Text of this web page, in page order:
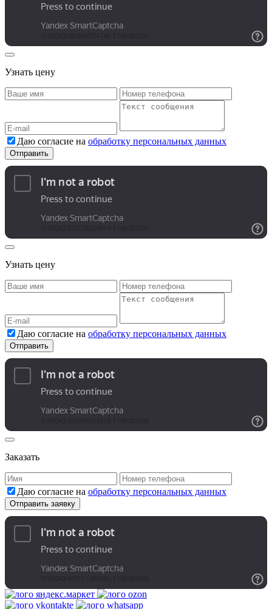
Узнать цену
Даю согласие на обработку персональных данных
Узнать цену
Даю согласие на обработку персональных данных
Заказать
Даю согласие на обработку персональных данных